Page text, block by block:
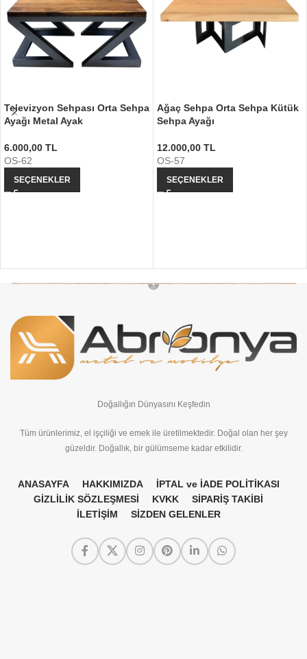
Televizyon Sehpası Orta Sehpa
Ayağı Metal Ayak
6.000,00 TL
OS-62
SEÇENEKLER
Ağaç Sehpa Orta Sehpa Kütük
Sehpa Ayağı
12.000,00 TL
OS-57
SEÇENEKLER
Doğallığın Dünyasını Keşfedin
Tüm ürünlerimiz, el işçiliği ve emek ile üretilmektedir. Doğal olan her şey
güzeldir. Doğallık, bir gülümseme kadar etkilidir.
ANASAYFA HAKKIMIZDA
İPTAL ve İADE POLİTİKASI
GİZLİLİK SÖZLEŞMESİ
KVKK
SİPARİŞ TAKİBİ
İLETİŞİM
SİZDEN GELENLER